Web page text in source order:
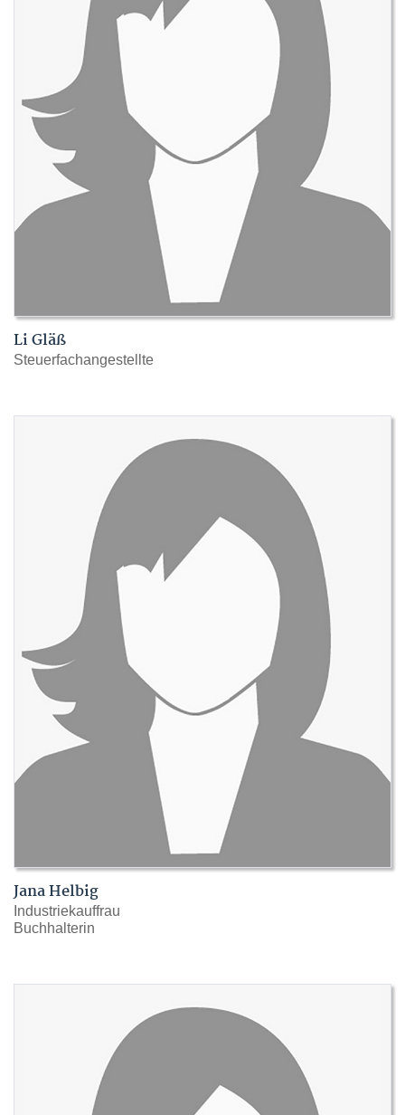
Li Gläß
Steuerfachangestellte
Jana Helbig
Industriekauffrau
Buchhalterin